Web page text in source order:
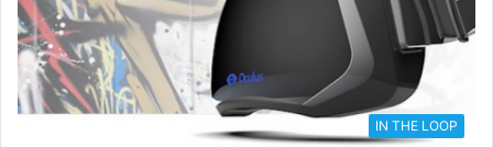
IN THE LOOP